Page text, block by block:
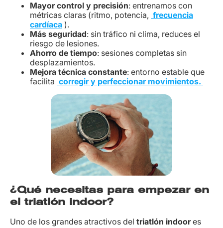
Mayor control y precisión: entrenamos con
métricas claras (ritmo, potencia, frecuencia
cardíaca ).
Más seguridad: sin tráfico ni clima, reduces el
riesgo de lesiones.
Ahorro de tiempo: sesiones completas sin
desplazamientos.
Mejora técnica constante: entorno estable que
facilita corregir y perfeccionar movimientos.
¿Qué necesitas para empezar en
el triatlón indoor?
Uno de los grandes atractivos del triatlón indoores